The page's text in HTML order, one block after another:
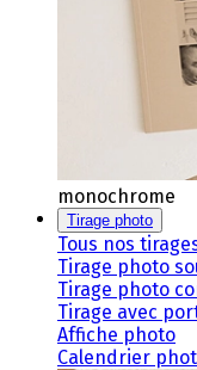
monochrome
Tirage photo
Tous nos
Tirage photo
Tirage photo
Tirage avec
Affiche photo
Calendrier